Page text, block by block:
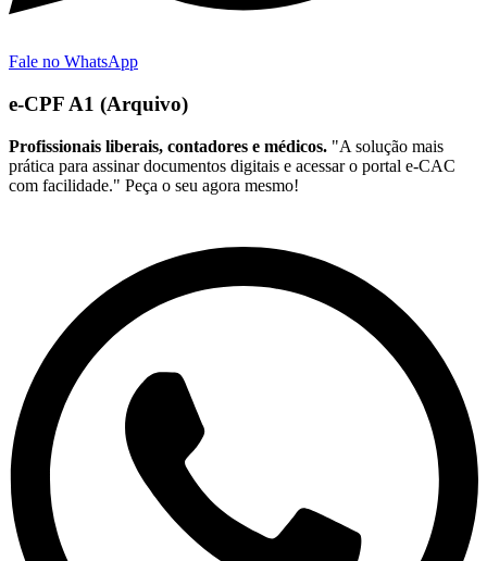
Fale no WhatsApp
e-CPF A1 (Arquivo)
Profissionais liberais, contadores e médicos. "A solução mais
prática para assinar documentos digitais e acessar o portal e-CAC
com facilidade." Peça o seu agora mesmo!